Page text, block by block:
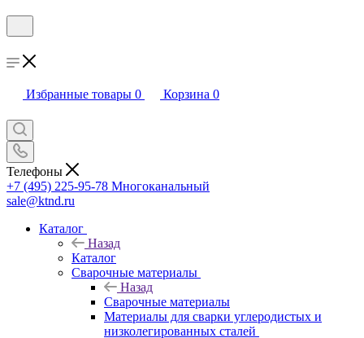
Избранные товары 0 Корзина 0
Телефоны
+7 (495) 225-95-78 Многоканальный
sale@ktnd.ru
Каталог
Назад
Каталог
Сварочные материалы
Назад
Сварочные материалы
Материалы для сварки углеродистых и
низколегированных сталей